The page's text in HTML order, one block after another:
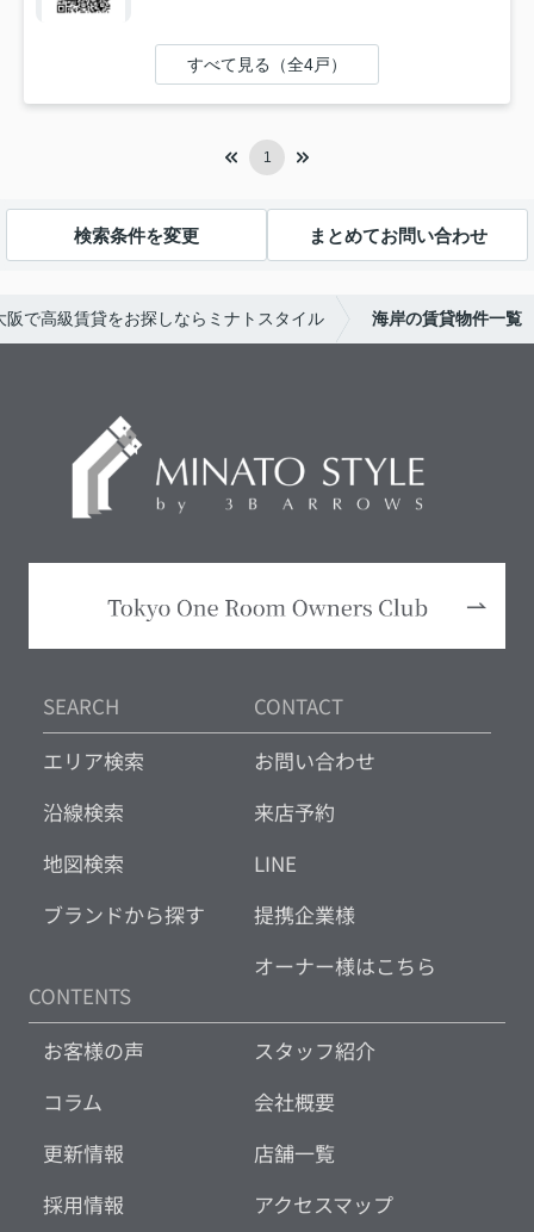
すべて見る（全4戸）
1
検索条件を変更 まとめてお問い合わせ
阪で高級賃貸をお探しならミナトスタイル 海岸の賃貸物件一覧
SEARCH
エリア検索
沿線検索
地図検索
ブランドから探す
CONTACT
お問い合わせ
来店予約
LINE
提携企業様
オーナー様はこちら
CONTENTS
お客様の声
コラム
更新情報
採用情報
スタッフ紹介
会社概要
店舗一覧
アクセスマップ